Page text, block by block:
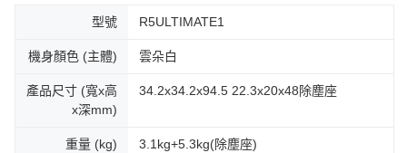
型號 R5ULTIMATE1
機身顏色 (主體) 雲朵白
產品尺寸 (寬x高
x深mm)
34.2x34.2x94.5 22.3x20x48除塵座
重量 (kg) 3.1kg+5.3kg(除塵座)